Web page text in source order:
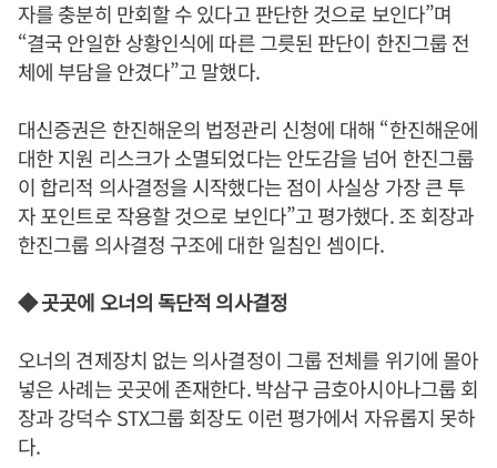
자를 충분히 만회할 수 있다고 판단한 것으로 보인다”며
“결국 안일한 상황인식에 따른 그릇된 판단이 한진그룹 전
체에 부담을 안겼다”고 말했다.
대신증권은 한진해운의 법정관리 신청에 대해 “한진해운에
대한 지원 리스크가 소멸되었다는 안도감을 넘어 한진그룹
이 합리적 의사결정을 시작했다는 점이 사실상 가장 큰 투
자 포인트로 작용할 것으로 보인다”고 평가했다. 조 회장과
한진그룹 의사결정 구조에 대한 일침인 셈이다.
◆ 곳곳에 오너의 독단적 의사결정
오너의 견제장치 없는 의사결정이 그룹 전체를 위기에 몰아
넣은 사례는 곳곳에 존재한다. 박삼구 금호아시아나그룹 회
장과 강덕수 STX그룹 회장도 이런 평가에서 자유롭지 못하
다.